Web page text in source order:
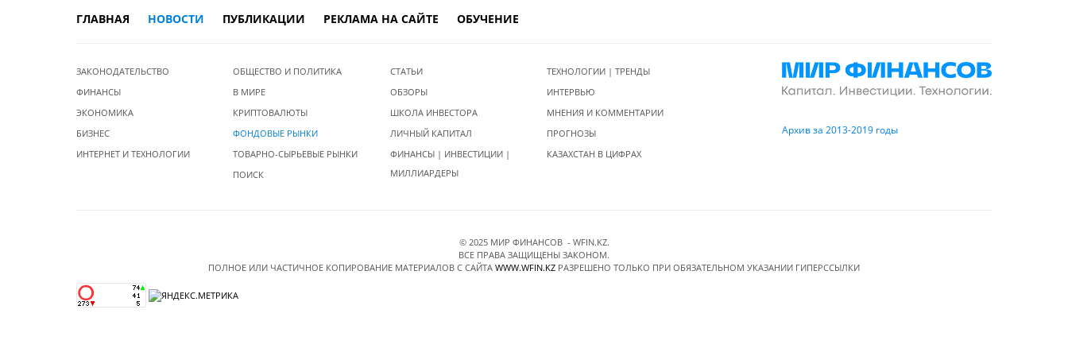
ГЛАВНАЯ НОВОСТИ ПУБЛИКАЦИИ РЕКЛАМА НА САЙТЕ ОБУЧЕНИЕ
ЗАКОНОДАТЕЛЬСТВО
ФИНАНСЫ
ЭКОНОМИКА
БИЗНЕС
ИНТЕРНЕТ И ТЕХНОЛОГИИ
ОБЩЕСТВО И ПОЛИТИКА
В МИРЕ
КРИПТОВАЛЮТЫ
ФОНДОВЫЕ РЫНКИ
ТОВАРНО-СЫРЬЕВЫЕ РЫНКИ
ПОИСК
СТАТЬИ
ОБЗОРЫ
ШКОЛА ИНВЕСТОРА
ЛИЧНЫЙ КАПИТАЛ
ФИНАНСЫ | ИНВЕСТИЦИИ |
МИЛЛИАРДЕРЫ
ТЕХНОЛОГИИ | ТРЕНДЫ
ИНТЕРВЬЮ
МНЕНИЯ И КОММЕНТАРИИ
ПРОГНОЗЫ
КАЗАХСТАН В ЦИФРАХ
Архив за 2013-2019 годы
© 2025 МИР ФИНАНСОВ - WFIN.KZ.
ВСЕ ПРАВА ЗАЩИЩЕНЫ ЗАКОНОМ.
ПОЛНОЕ ИЛИ ЧАСТИЧНОЕ КОПИРОВАНИЕ МАТЕРИАЛОВ C САЙТА WWW.WFIN.KZ РАЗРЕШЕНО ТОЛЬКО ПРИ ОБЯЗАТЕЛЬНОМ УКАЗАНИИ ГИПЕРССЫЛКИ